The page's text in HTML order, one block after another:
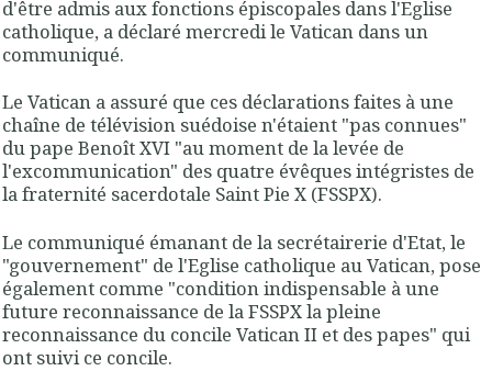
d'être admis aux fonctions épiscopales dans l'Eglise
catholique, a déclaré mercredi le Vatican dans un
communiqué.
Le Vatican a assuré que ces déclarations faites à une
chaîne de télévision suédoise n'étaient "pas connues"
du pape Benoît XVI "au moment de la levée de
l'excommunication" des quatre évêques intégristes de
la fraternité sacerdotale Saint Pie X (FSSPX).
Le communiqué émanant de la secrétairerie d'Etat, le
"gouvernement" de l'Eglise catholique au Vatican, pose
également comme "condition indispensable à une
future reconnaissance de la FSSPX la pleine
reconnaissance du concile Vatican II et des papes" qui
ont suivi ce concile.